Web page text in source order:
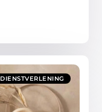
DIENSTVERLENING